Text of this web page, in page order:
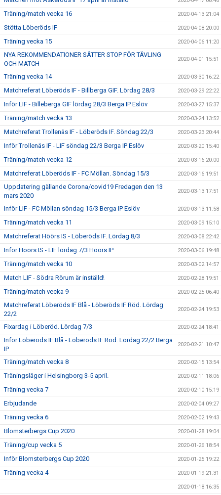
Träning/match vecka 16 2020-04-13 21:04
Stötta Löberöds IF 2020-04-08 20:00
Träning vecka 15 2020-04-06 11:20
NYA REKOMMENDATIONER SÄTTER STOP FÖR TÄVLING
OCH MATCH
2020-04-01 15:51
Träning vecka 14 2020-03-30 16:22
Matchreferat Löberöds IF - Billberga GIF. Lördag 28/3 2020-03-29 22:22
Inför LIF - Billeberga GIF lördag 28/3 Berga IP Eslöv 2020-03-27 15:37
Träning/match vecka 13 2020-03-24 13:52
Matchreferat Trollenäs IF - Löberöds IF. Söndag 22/3 2020-03-23 20:44
Inför Trollenäs IF - LIF söndag 22/3 Berga IP Eslöv 2020-03-20 15:40
Träning/match vecka 12 2020-03-16 20:00
Matchreferat Löberöds IF - FC Möllan. Söndag 15/3 2020-03-16 19:51
Uppdatering gällande Corona/covid19 Fredagen den 13
mars 2020
2020-03-13 17:51
Inför LIF - FC Möllan söndag 15/3 Berga IP Eslöv 2020-03-13 11:58
Träning/match vecka 11 2020-03-09 15:10
Matchreferat Höörs IS - Löberöds IF. Lördag 8/3 2020-03-08 22:42
Inför Höörs IS - LIF lördag 7/3 Höörs IP 2020-03-06 19:48
Träning/match vecka 10 2020-03-02 14:57
Match LIF - Södra Rörum är inställd! 2020-02-28 19:51
Träning/match vecka 9 2020-02-25 06:40
Matchreferat Löberöds IF Blå - Löberöds IF Röd. Lördag
22/2
2020-02-24 19:53
Fixardag i Löberöd. Lördag 7/3 2020-02-24 18:41
Inför Löberöds IF Blå - Löberöds IF Röd. Lördag 22/2 Berga
IP
2020-02-21 10:47
Träning/match vecka 8 2020-02-15 13:54
Träningsläger i Helsingborg 3-5 april. 2020-02-11 18:06
Träning vecka 7 2020-02-10 15:19
Erbjudande 2020-02-04 09:27
Träning vecka 6 2020-02-02 19:43
Blomsterbergs Cup 2020 2020-01-28 19:04
Träning/cup vecka 5 2020-01-26 18:54
Inför Blomsterbergs Cup 2020 2020-01-25 19:22
Träning vecka 4 2020-01-19 21:31
2020-01-18 16:35